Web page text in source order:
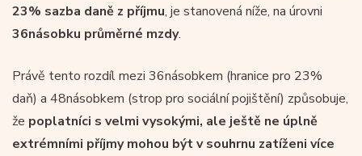
23% sazba daně z příjmu, je stanovená níže, na úrovni
36násobku průměrné mzdy.
Právě tento rozdíl mezi 36násobkem (hranice pro 23%
daň) a 48násobkem (strop pro sociální pojištění) způsobuje,
že poplatníci s velmi vysokými, ale ještě ne úplně
extrémními příjmy mohou být v souhrnu zatíženi více